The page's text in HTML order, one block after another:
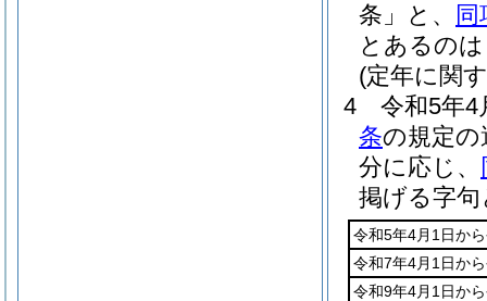
条」と、
同
とあるの
(定年に関
4
令和5年4
条の規定
分に応じ、
掲げる字
令和5年4月1日か
令和7年4月1日か
令和9年4月1日か